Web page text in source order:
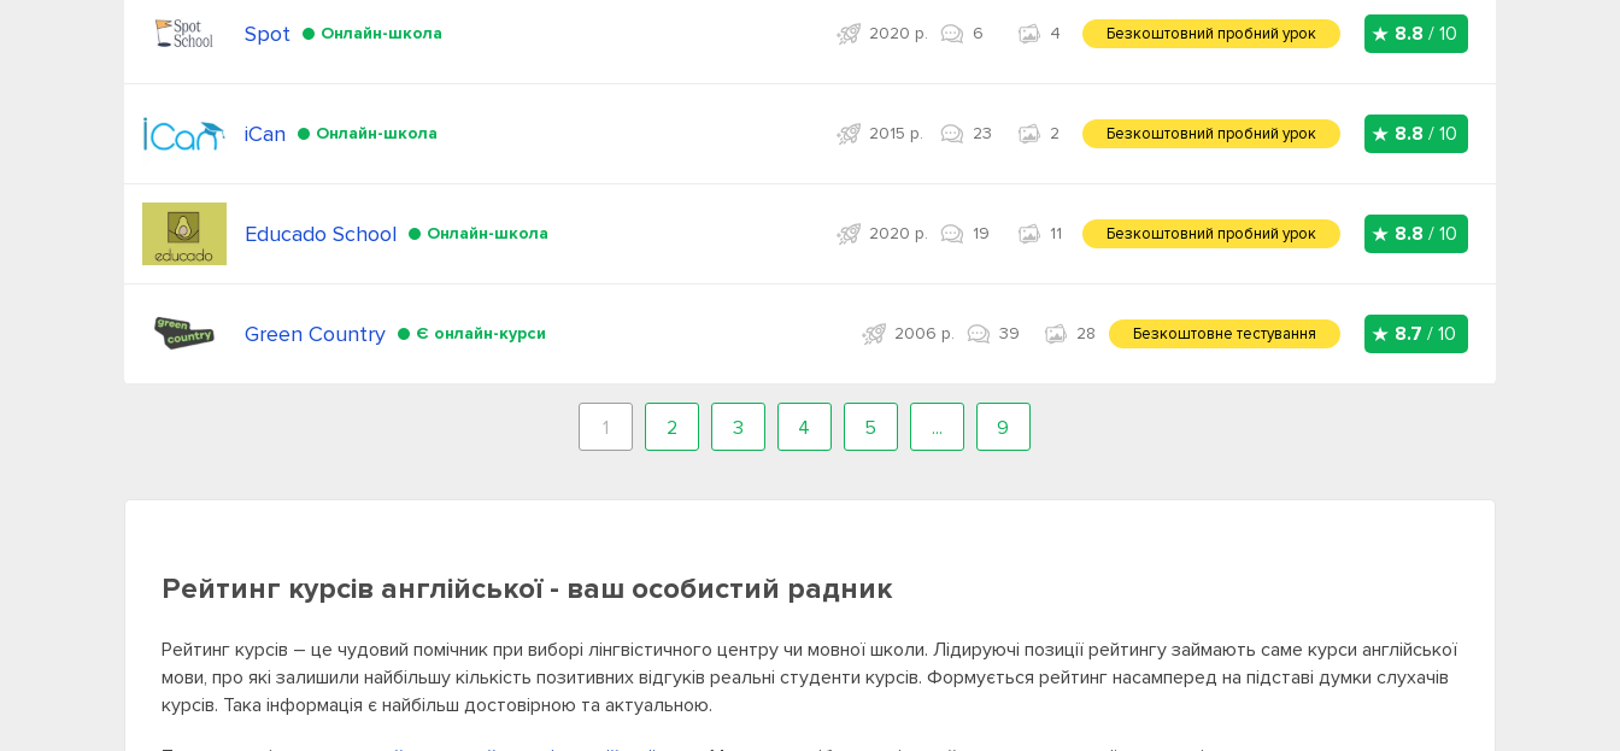
Рейтинг курсів англійської - ваш особистий радник
Рейтинг курсів – це чудовий помічник при виборі лінгвістичного центру чи мовної школи. Лідируючі позиції рейтингу займають саме курси англійської
мови, про які залишили найбільшу кількість позитивних відгуків реальні студенти курсів. Формується рейтинг насамперед на підставі думки слухачів
курсів. Така інформація є найбільш достовірною та актуальною.
Spot Онлайн-школа 2020 р. 6 4 Безкоштовний пробний урок 8.8 / 10
iCan Онлайн-школа 2015 р. 23 2 Безкоштовний пробний урок 8.8 / 10
Educado School Онлайн-школа 2020 р. 19 11 Безкоштовний пробний урок 8.8 / 10
Green Country Є онлайн-курси 2006 р. 39 28 Безкоштовне тестування 8.7 / 10
1 2 3 4 5 ... 9